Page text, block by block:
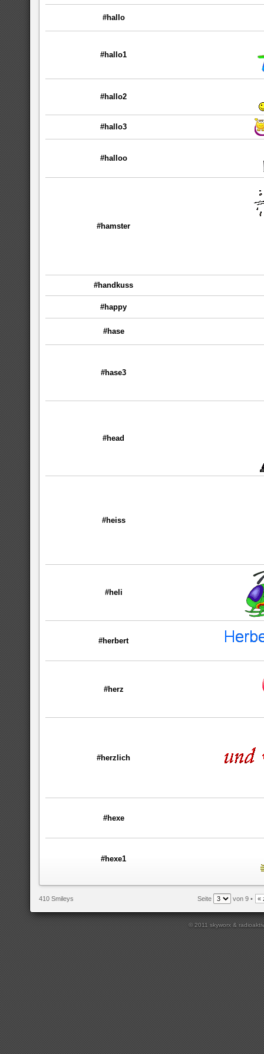
#hallo
#hallo1
#hallo2
#hallo3
#halloo
#hamster
#handkuss
#happy
#hase
#hase3
#head
#heiss
#heli
#herbert
#herz
#herzlich
#hexe
#hexe1
Seite von 9 • «
410 Smileys
© 2011 skyworx &